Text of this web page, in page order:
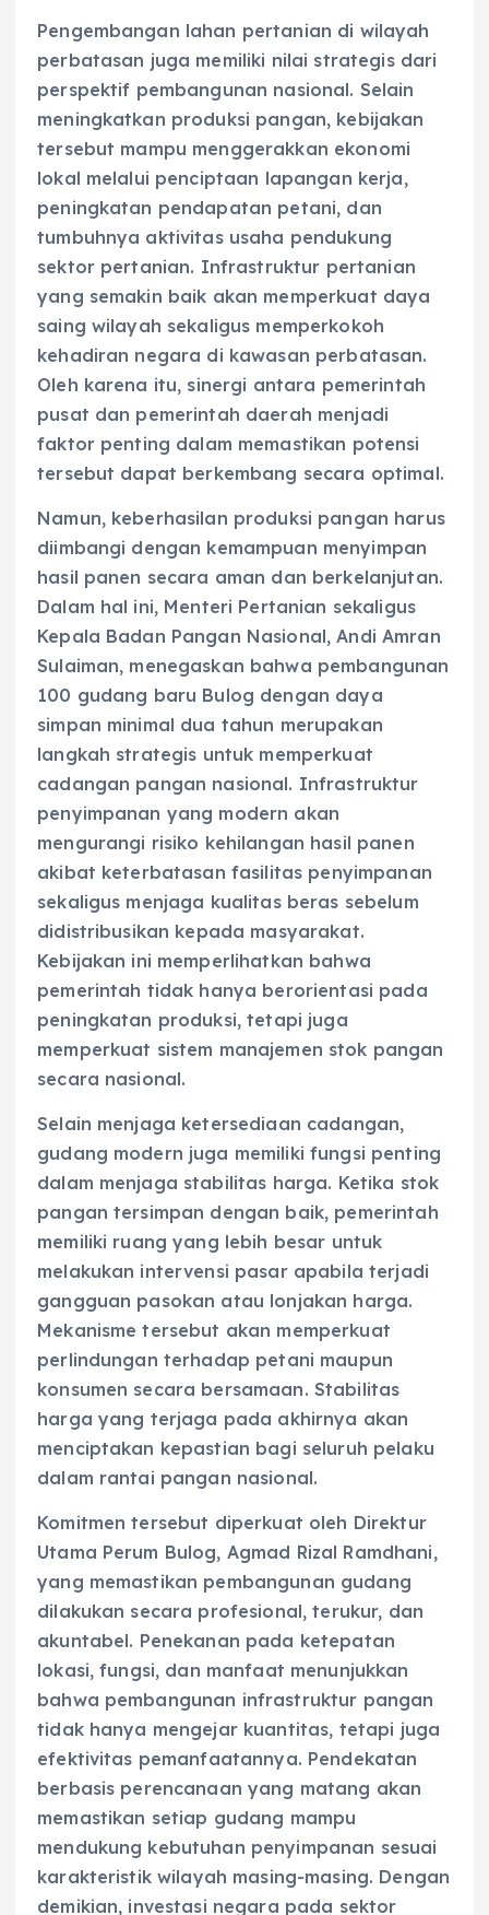
Pengembangan lahan pertanian di wilayah
perbatasan juga memiliki nilai strategis dari
perspektif pembangunan nasional. Selain
meningkatkan produksi pangan, kebijakan
tersebut mampu menggerakkan ekonomi
lokal melalui penciptaan lapangan kerja,
peningkatan pendapatan petani, dan
tumbuhnya aktivitas usaha pendukung
sektor pertanian. Infrastruktur pertanian
yang semakin baik akan memperkuat daya
saing wilayah sekaligus memperkokoh
kehadiran negara di kawasan perbatasan.
Oleh karena itu, sinergi antara pemerintah
pusat dan pemerintah daerah menjadi
faktor penting dalam memastikan potensi
tersebut dapat berkembang secara optimal.
Namun, keberhasilan produksi pangan harus
diimbangi dengan kemampuan menyimpan
hasil panen secara aman dan berkelanjutan.
Dalam hal ini, Menteri Pertanian sekaligus
Kepala Badan Pangan Nasional, Andi Amran
Sulaiman, menegaskan bahwa pembangunan
100 gudang baru Bulog dengan daya
simpan minimal dua tahun merupakan
langkah strategis untuk memperkuat
cadangan pangan nasional. Infrastruktur
penyimpanan yang modern akan
mengurangi risiko kehilangan hasil panen
akibat keterbatasan fasilitas penyimpanan
sekaligus menjaga kualitas beras sebelum
didistribusikan kepada masyarakat.
Kebijakan ini memperlihatkan bahwa
pemerintah tidak hanya berorientasi pada
peningkatan produksi, tetapi juga
memperkuat sistem manajemen stok pangan
secara nasional.
Selain menjaga ketersediaan cadangan,
gudang modern juga memiliki fungsi penting
dalam menjaga stabilitas harga. Ketika stok
pangan tersimpan dengan baik, pemerintah
memiliki ruang yang lebih besar untuk
melakukan intervensi pasar apabila terjadi
gangguan pasokan atau lonjakan harga.
Mekanisme tersebut akan memperkuat
perlindungan terhadap petani maupun
konsumen secara bersamaan. Stabilitas
harga yang terjaga pada akhirnya akan
menciptakan kepastian bagi seluruh pelaku
dalam rantai pangan nasional.
Komitmen tersebut diperkuat oleh Direktur
Utama Perum Bulog, Agmad Rizal Ramdhani,
yang memastikan pembangunan gudang
dilakukan secara profesional, terukur, dan
akuntabel. Penekanan pada ketepatan
lokasi, fungsi, dan manfaat menunjukkan
bahwa pembangunan infrastruktur pangan
tidak hanya mengejar kuantitas, tetapi juga
efektivitas pemanfaatannya. Pendekatan
berbasis perencanaan yang matang akan
memastikan setiap gudang mampu
mendukung kebutuhan penyimpanan sesuai
karakteristik wilayah masing-masing. Dengan
demikian, investasi negara pada sektor